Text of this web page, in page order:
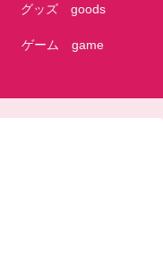
グッズ goods
ゲーム game